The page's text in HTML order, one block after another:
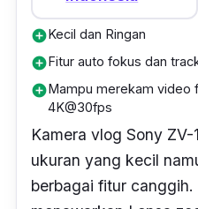
add_circleKecil dan Ringan
add_circleFitur auto fokus dan
add_circleMampu merekam video
4K@30fps
Kamera vlog Sony ZV-
ukuran yang kecil
berbagai fitur canggih.